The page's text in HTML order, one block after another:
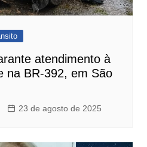
atendimento à
na BR-392, em São
23 de agosto de 2025